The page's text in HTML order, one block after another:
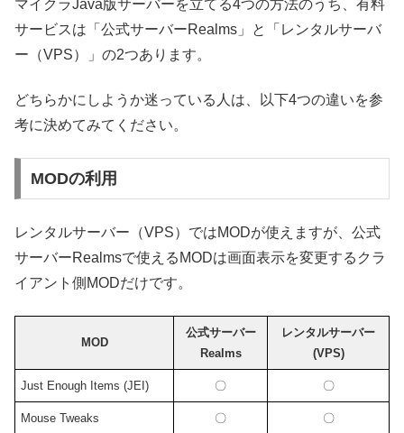
マイクラJava版サーバーを立てる4つの方法のうち、有料
サービスは「公式サーバーRealms」と「レンタルサーバ
ー（VPS）」の2つあります。
どちらかにしようか迷っている人は、以下4つの違いを参
考に決めてみてください。
MODの利用
レンタルサーバー（VPS）ではMODが使えますが、公式
サーバーRealmsで使えるMODは画面表示を変更するクラ
イアント側MODだけです。
MOD
公式サーバー
Realms
レンタルサーバー
(VPS)
Just Enough Items (JEI) 〇 〇
Mouse Tweaks 〇 〇